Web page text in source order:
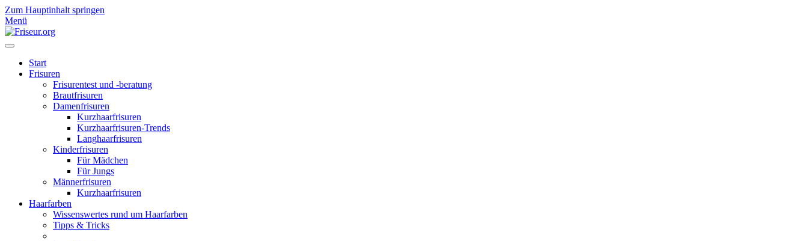
Zum Hauptinhalt springen
Menü
Start
Frisuren
Frisurentest und -beratung
Brautfrisuren
Damenfrisuren
Kurzhaarfrisuren
Kurzhaarfrisuren-Trends
Langhaarfrisuren
Kinderfrisuren
Für Mädchen
Für Jungs
Männerfrisuren
Kurzhaarfrisuren
Haarfarben
Wissenswertes rund um Haarfarben
Tipps & Tricks